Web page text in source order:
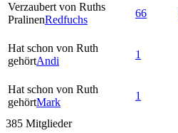
Verzaubert von Ruths
PralinenRedfuchs
66
Hat schon von Ruth
gehörtAndi
1
Hat schon von Ruth
gehörtMark
1
385 Mitglieder